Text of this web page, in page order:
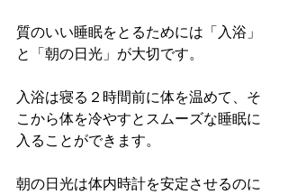
質のいい睡眠をとるためには「入浴」
と「朝の日光」が大切です。
入浴は寝る２時間前に体を温めて、そ
こから体を冷やすとスムーズな睡眠に
入ることができます。
朝の日光は体内時計を安定させるのに